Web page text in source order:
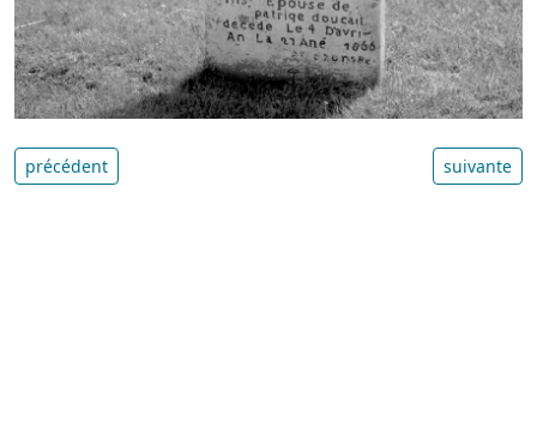
précédent suivante